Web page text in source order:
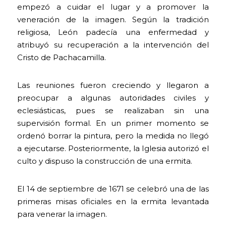
empezó a cuidar el lugar y a promover la
veneración de la imagen. Según la tradición
religiosa, León padecía una enfermedad y
atribuyó su recuperación a la intervención del
Cristo de Pachacamilla.
Las reuniones fueron creciendo y llegaron a
preocupar a algunas autoridades civiles y
eclesiásticas, pues se realizaban sin una
supervisión formal. En un primer momento se
ordenó borrar la pintura, pero la medida no llegó
a ejecutarse. Posteriormente, la Iglesia autorizó el
culto y dispuso la construcción de una ermita.
El 14 de septiembre de 1671 se celebró una de las
primeras misas oficiales en la ermita levantada
para venerar la imagen.